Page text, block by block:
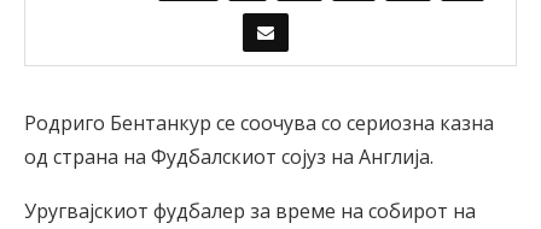
Родриго Бентанкур се соочува со сериозна казна
од страна на Фудбалскиот сојуз на Англија.
Уругвајскиот фудбалер за време на собирот на